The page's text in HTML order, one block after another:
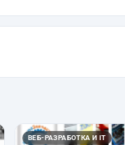
ВЕБ-РАЗРАБОТКА И IT